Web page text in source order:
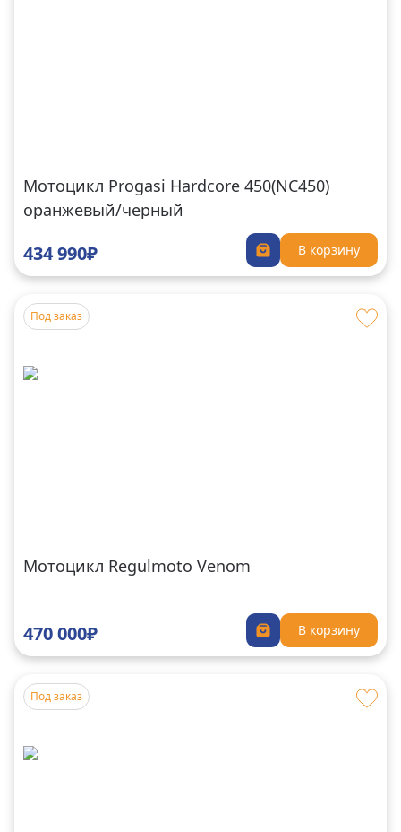
Мотоцикл Progasi Hardcore 450(NC450)
оранжевый/черный
434 990₽ В корзину
Под заказ
Мотоцикл Regulmoto Venom
470 000₽ В корзину
Под заказ